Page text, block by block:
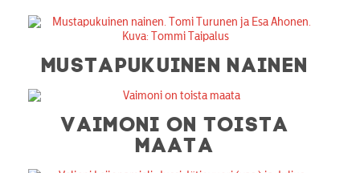
MUSTAPUKUINEN NAINEN
VAIMONI ON TOISTA
MAATA